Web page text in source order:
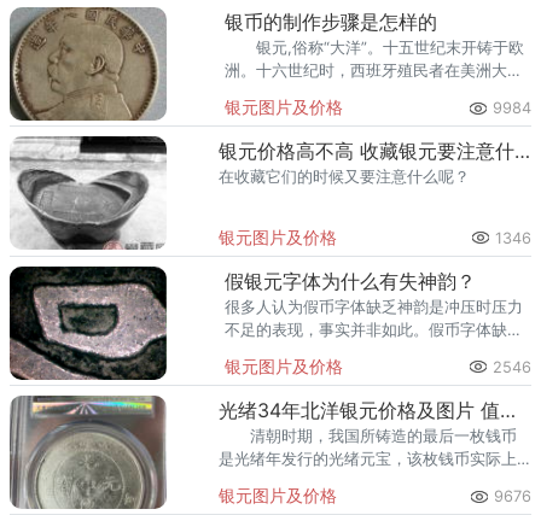
法。
银币的制作步骤是怎样的
银元,俗称“大洋”。十五世纪末开铸于欧
洲。十六世纪时，西班牙殖民者在美洲大量
入中国。 清
银元图片及价格 9984
银元价格高不高 收藏银元要注意什么
在收藏它们的时候又要注意什么呢？
银元图片及价格 1346
假银元字体为什么有失神韵？
很多人认为假币字体缺乏神韵是冲压时压力
不足的表现，事实并非如此。假币字体缺失
差别。
银元图片及价格 2546
光绪34年北洋银元价格及图片 值多少钱
清朝时期，我国所铸造的最后一枚钱币
是光绪年发行的光绪元宝，该枚钱币实际上
有蟠龙图案，且以内当时各省均有铸币权，
银元图片及价格 9676